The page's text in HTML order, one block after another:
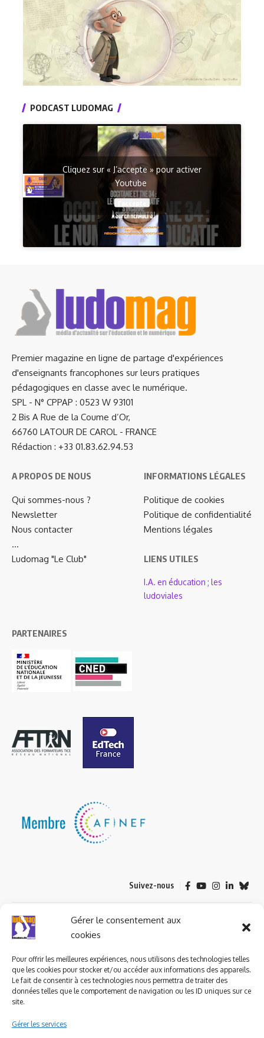
Gérer le consentement aux
cookies
Pour offrir les meilleures expériences, nous utilisons des technologies telles
que les cookies pour stocker et/ou accéder aux informations des appareils.
Le fait de consentir à ces technologies nous permettra de traiter des
données telles que le comportement de navigation ou les ID uniques sur ce
site.
Gérer les services
PODCAST LUDOMAG
Cliquez sur « J’accepte » pour activer
Youtube
Premier magazine en ligne de partage d'expériences
d'enseignants francophones sur leurs pratiques
pédagogiques en classe avec le numérique.
SPL - N° CPPAP : 0523 W 93101
2 Bis A Rue de la Coume d’Or,
66760 LATOUR DE CAROL - FRANCE
Rédaction : +33 01.83.62.94.53
A PROPOS DE NOUS
Qui sommes-nous ?
Newsletter
Nous contacter
…
Ludomag "Le Club"
INFORMATIONS LÉGALES
Politique de cookies
Politique de confidentialité
Mentions légales
LIENS UTILES
I.A. en éducation ; les
ludoviales
PARTENAIRES
Suivez-nous
© 2023 ludomag.com édité et géré par WOOMEET SAS, powered by